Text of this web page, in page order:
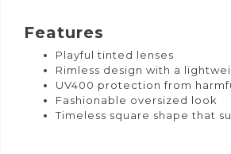
Features
Playful tinted lenses
Rimless design with a
UV400 protection from
Fashionable oversized look
Timeless square shape that